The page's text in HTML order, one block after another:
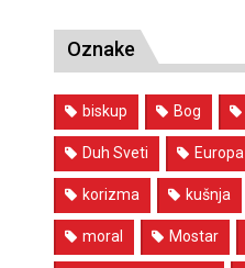
Oznake
biskup Bog
Duh Sveti Europa
korizma kušnja
moral Mostar